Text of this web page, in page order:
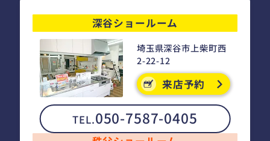
深谷ショールーム
埼玉県深谷市上柴町西
2-22-12
来店予約
TEL.050-7587-0405